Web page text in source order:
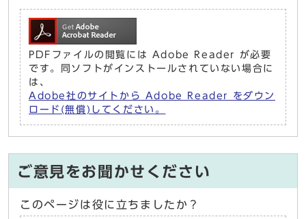
PDFファイルの閲覧には Adobe Reader が必要
です。同ソフトがインストールされていない場合に
は、
Adobe社のサイトから Adobe Reader をダウン
ロード(無償)してください。
ご意見をお聞かせください
このページは役に立ちましたか？